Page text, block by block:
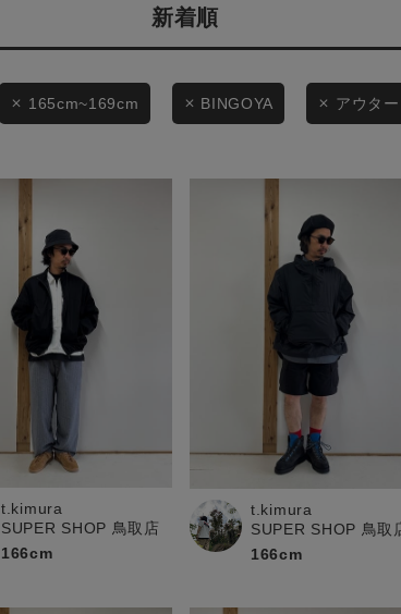
条件絞り込み検索
カテゴリから探す
スタイリングから探す
ブランドから探す
お知らせ・ご利用
お知らせ
ご利用ガイド
ギフトラッピング
お問い合わせ
セー
在庫
この条件で絞り込む
新着順
165cm~169cm BINGOYA アウター
t.kimura
SUPER SHOP 鳥取店
166cm
t.kimura
SUPER SHOP 鳥取
166cm